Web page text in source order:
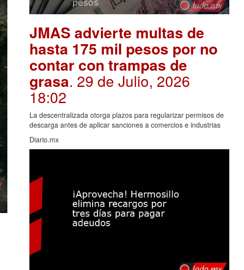
JMAS advierte multas de
hasta 175 mil pesos por no
contar con trampas de
grasa. 29 de Julio, 2026
18:02
La descentralizada otorga plazos para regularizar permisos de
descarga antes de aplicar sanciones a comercios e industrias
Diario.mx